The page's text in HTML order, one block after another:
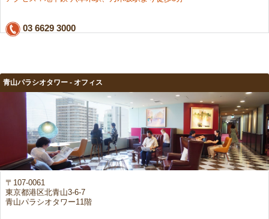
03 6629 3000
青山パラシオタワー - オフィス
〒107-0061
東京都港区北青山3-6-7
青山パラシオタワー11階